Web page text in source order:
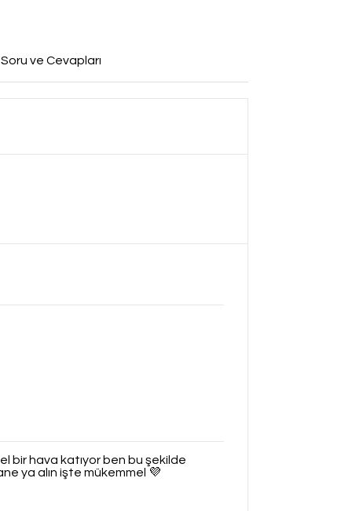
ve Cevapları
bir hava katıyor ben bu şekilde
ya alın işte mükemmel 💜